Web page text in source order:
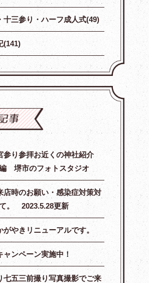
十三参り・ハーフ成人式(49)
(141)
参り参拝お近くの神社紹介
堺市のフォトスタジオ
店時のお願い・感染症対策対
。 2023.5.28更新
がやきリニューアルです。
ャンペーン実施中！
七五三前撮り写真撮影でご来